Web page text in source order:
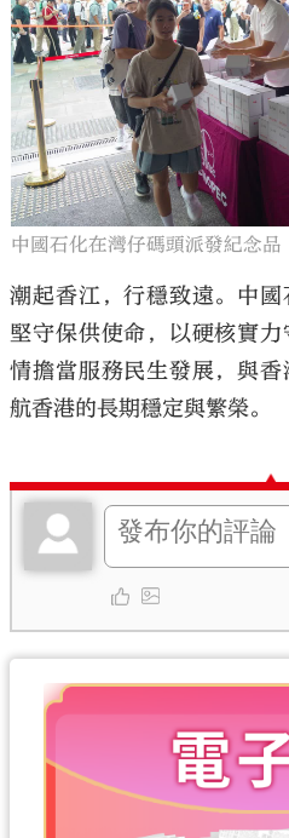
中國石化在灣仔碼頭派發紀念品
潮起香江，行穩致遠。中國
堅守保供使命，以硬核實
情擔當服務民生發展，與
航香港的長期穩定與繁榮。